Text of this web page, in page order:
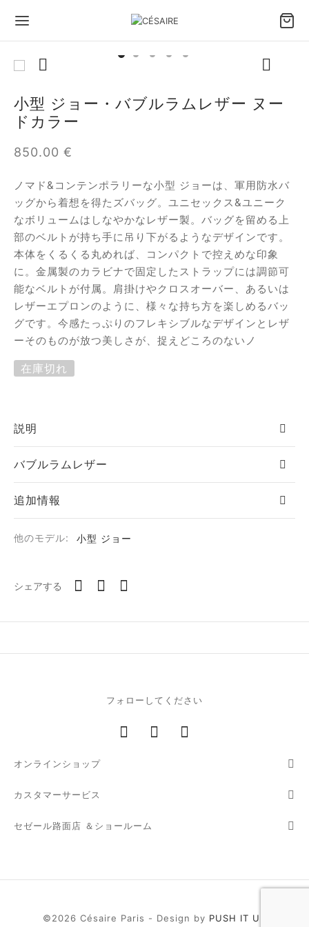
小型 ジョー・バブルラムレザー ヌー
ドカラー
850.00 €
ノマド&コンテンポラリーな小型 ジョーは、軍用防水バ
ッグから着想を得たズバッグ。ユニセックス&ユニーク
なボリュームはしなやかなレザー製。バッグを留める上
部のベルトが持ち手に吊り下がるようなデザインです。
本体をくるくる丸めれば、コンパクトで控えめな印象
に。金属製のカラビナで固定したストラップには調節可
能なベルトが付属。肩掛けやクロスオーバー、あるいは
レザーエプロンのように、様々な持ち方を楽しめるバッ
グです。今感たっぷりのフレキシブルなデザインとレザ
ーそのものが放つ美しさが、捉えどころのないノ
在庫切れ
説明
バブルラムレザー
追加情報
他のモデル: 小型 ジョー
シェアする
フォローしてください
オンラインショップ
カスタマーサービス
セゼール路面店 ＆ショールーム
©2026 Césaire Paris - Design by PUSH IT UP
＆アクセサリー
で選ぶバッグ
で選ぶバッグ
で選ぶバッグ
プ
ファー
で選ぶバッグ
バッグ
ダーバッグ
ボディバッグ
で選ぶバッグ
のバッグとトートバッグ
アムバッグ
バッグとイブニングバッグ
で選ぶバッグ
レザーバッグ
ッグ
ィデントホルスターポーチ
マートフォンポーチ
（ポートフォリオ）ファン － 大きいモデル
（ポートフォリオ）ファン
のデザイン
ル セゼール × ジョゼフィーヌ
ン
ナ
ボル
ィダン
ン
ップ
ョー
ット